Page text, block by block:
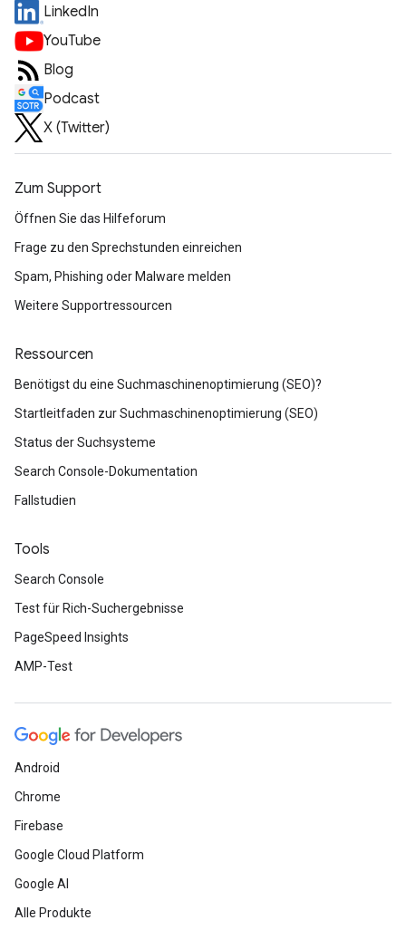
LinkedIn
YouTube
Blog
Podcast
X (Twitter)
Zum Support
Öffnen Sie das Hilfeforum
Frage zu den Sprechstunden einreichen
Spam, Phishing oder Malware melden
Weitere Supportressourcen
Ressourcen
Benötigst du eine Suchmaschinenoptimierung (SEO)?
Startleitfaden zur Suchmaschinenoptimierung (SEO)
Status der Suchsysteme
Search Console-Dokumentation
Fallstudien
Tools
Search Console
Test für Rich-Suchergebnisse
PageSpeed Insights
AMP-Test
Android
Chrome
Firebase
Google Cloud Platform
Google AI
Alle Produkte